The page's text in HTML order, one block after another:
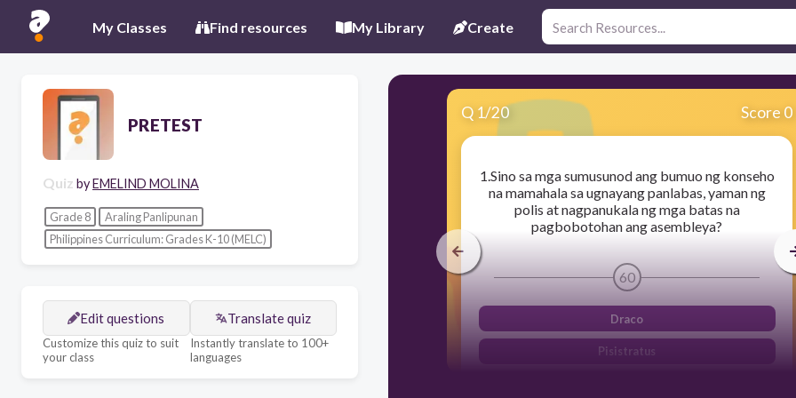
My Classes Find resources My Library Create
PRETEST
Quiz byEMELIND MOLINA
Grade 8
Araling Panlipunan
Philippines Curriculum: Grades K-10 (MELC)
Edit questions
Customize this quiz to suit
your class
Translate quiz
Instantly translate to 100+
languages
Q 1/20 Score 0
1.Sino sa mga sumusunod ang bumuo ng konseho
na mamahala sa ugnayang panlabas, yaman ng
polis at nagpanukala ng mga batas na
pagbobotohan ang asembleya?
60
Draco
Pisistratus